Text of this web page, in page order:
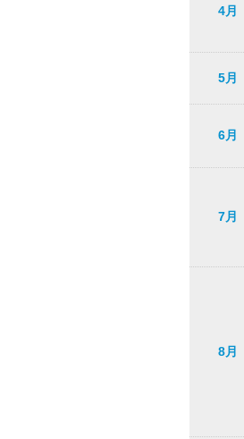
4月
5月
6月
7月
8月